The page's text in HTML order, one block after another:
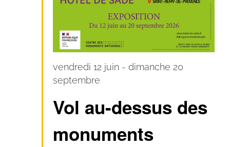
Vol au-dessus des
monuments
vendredi 12 juin -dimanche 20
septembre